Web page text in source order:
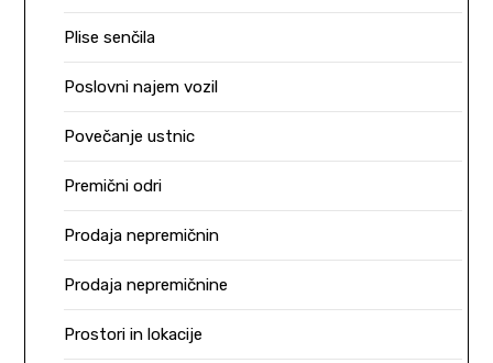
Plise senčila
Poslovni najem vozil
Povečanje ustnic
Premični odri
Prodaja nepremičnin
Prodaja nepremičnine
Prostori in lokacije